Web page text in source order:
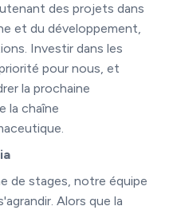
des projets dans
et du développement,
Investir dans les
pour nous, et
la prochaine
la chaîne
de stages, notre équipe
Alors que la